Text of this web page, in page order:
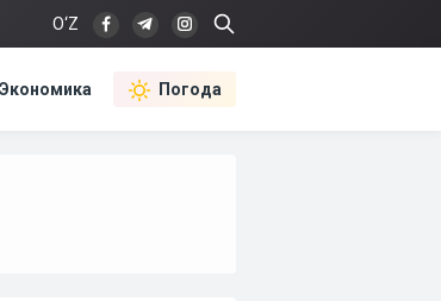
O‘Z
Экономика Погода